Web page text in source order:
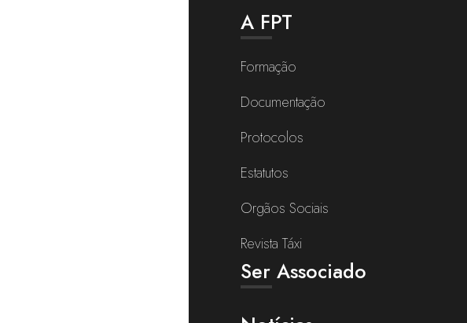
A FPT
Formação
Documentação
Protocolos
Estatutos
Orgãos Sociais
Revista Táxi
Ser Associado